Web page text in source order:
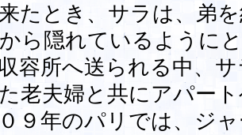
たとき、サラは、弟
ら隠れているように
容所へ送られる中、
老夫婦と共にアパー
９年のパリでは、ジ